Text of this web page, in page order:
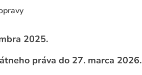
2025.
práva do 27. marca 2026.